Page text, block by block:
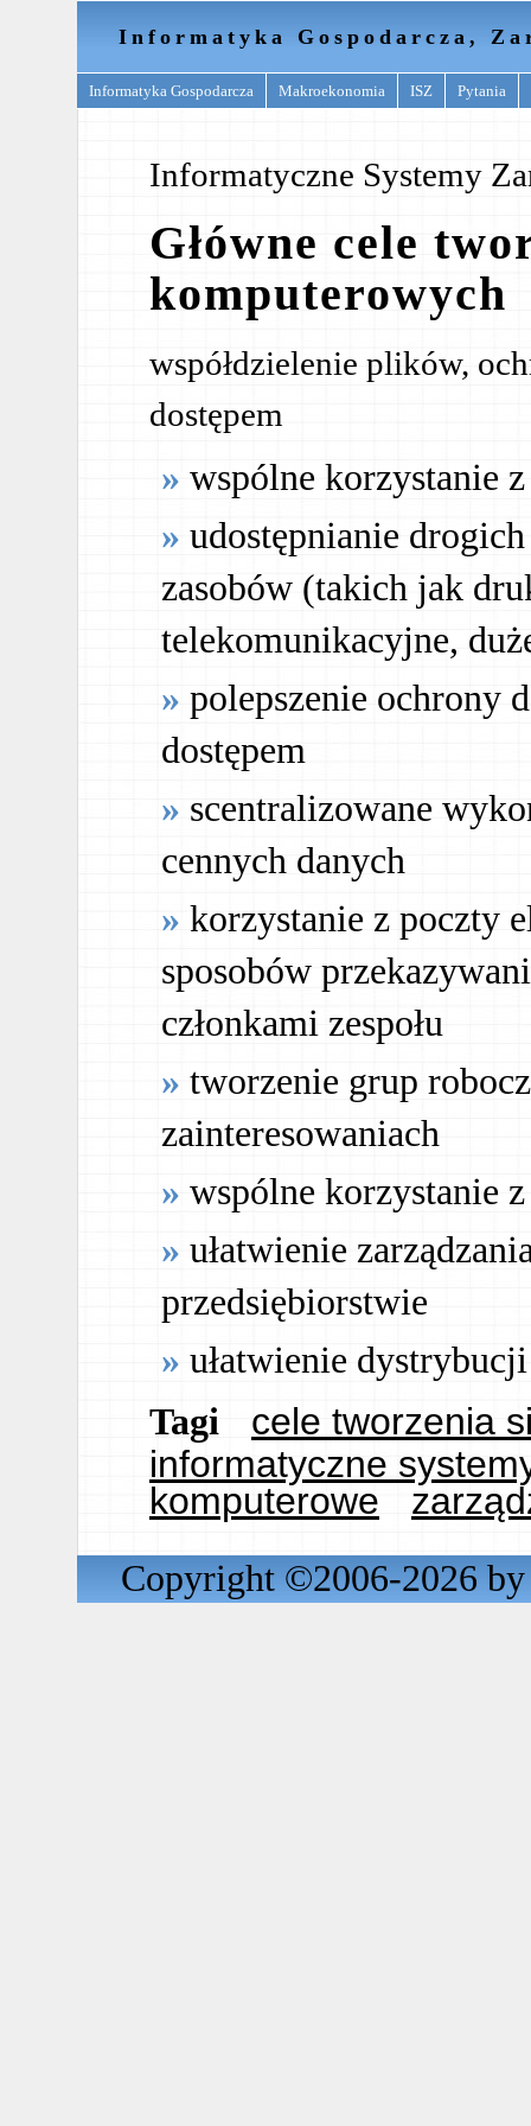
Informatyka Gospodarcza,
Informatyka Gospodarcza Makroekonomia ISZ Pytania
Informatyczne Systemy
Główne cele
komputerowych
współdzielenie plików,
dostępem
wspólne korzystanie
udostępnianie
zasobów (takich jak
telekomunikacyjne,
polepszenie ochrony
dostępem
scentralizowane
cennych danych
korzystanie z poczty
sposobów
członkami zespołu
tworzenie grup
zainteresowaniach
wspólne korzystanie
ułatwienie
przedsiębiorstwie
ułatwienie
Tagi
cele tworzenia
informatyczne
komputerowe
Copyright ©2006-2026